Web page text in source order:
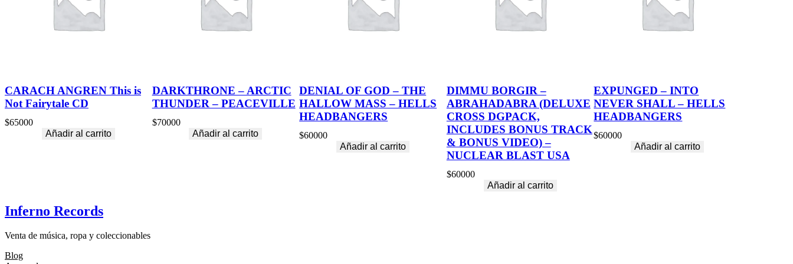
CARACH ANGREN This is
Not Fairytale CD
$65000
Añadir al carrito
DARKTHRONE – ARCTIC
THUNDER – PEACEVILLE
$70000
Añadir al carrito
DENIAL OF GOD – THE
HALLOW MASS – HELLS
HEADBANGERS
$60000
Añadir al carrito
DIMMU BORGIR –
ABRAHADABRA (DELUXE
CROSS DGPACK,
INCLUDES BONUS TRACK
& BONUS VIDEO) –
NUCLEAR BLAST USA
$60000
Añadir al carrito
EXPUNGED – INTO
NEVER SHALL – HELLS
HEADBANGERS
$60000
Añadir al carrito
Inferno Records
Venta de música, ropa y coleccionables
Blog